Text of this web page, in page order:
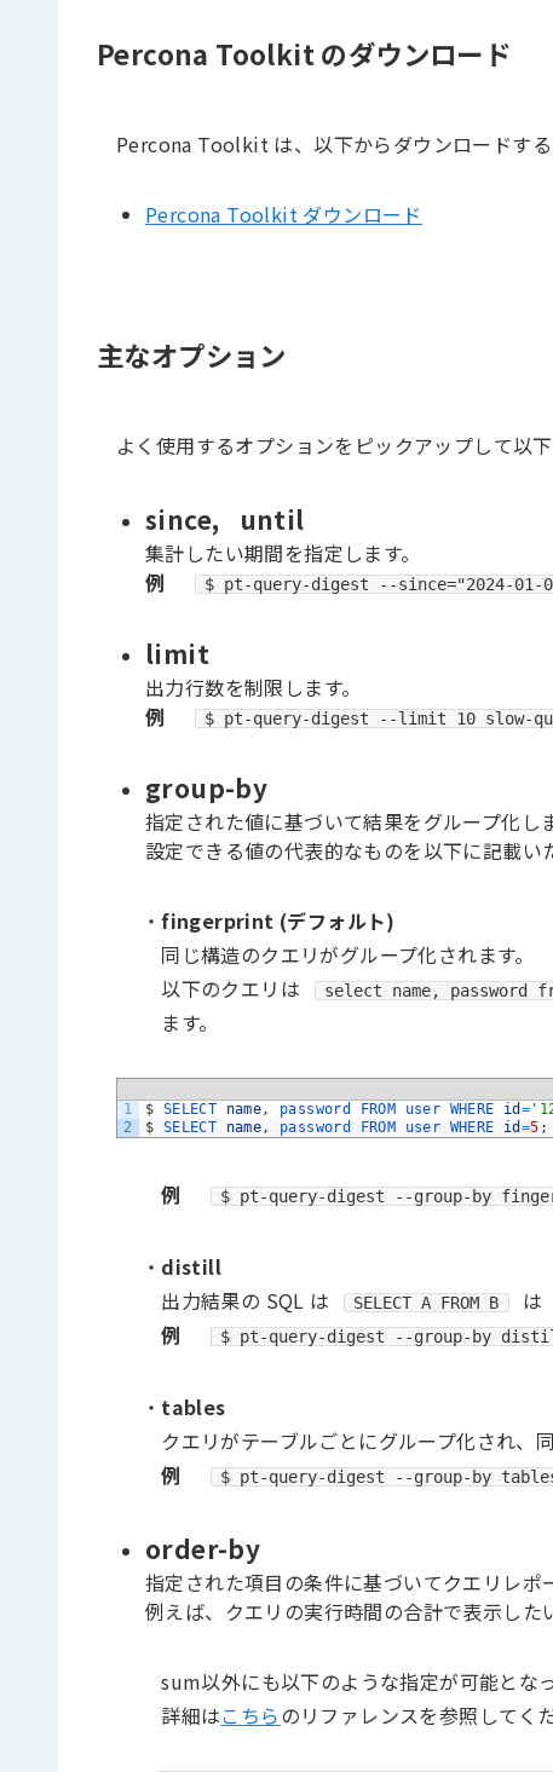
Percona Toolkit のダウンロード
Percona Toolkit は、以下からダウンロードする
Percona Toolkit ダウンロード
主なオプション
よく使用するオプションをピックアップして以下
since, until
集計したい期間を指定します。
例
$ pt-query-digest --since="2024-
limit
出力行数を制限します。
例
$ pt-query-digest --limit 10 slow-
group-by
指定された値に基づいて結果をグループ化しま
設定できる値の代表的なものを以下に記載い
・fingerprint (デフォルト)
同じ構造のクエリがグループ化されます。
以下のクエリは
select name, password
ます。
1
2
$ SELECT name, password FROM user WHERE id =
$ SELECT name, password FROM user WHERE id =5 ;
例 $ pt-query-digest --group-by
・ distill
出力結果の SQL は
SELECT A FROM B は
例
$ pt-query-digest --group-by
・ tables
クエリがテーブルごとにグループ化され、同
例
$ pt-query-digest --group-by
order-by
指定された項目の条件に基づいてクエリレポ
例えば、クエリの実行時間の合計で表示した
sum以外にも以下のような指定が可能となっ
詳細はこちらのリファレンスを参照してく